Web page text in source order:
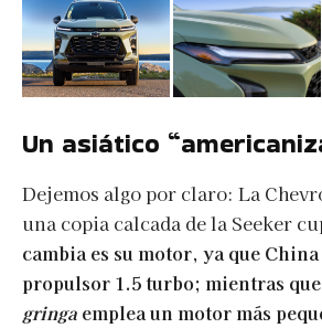
Un asiático
Dejemos algo por claro: La
una copia calcada de la Seeker
cambia es su motor, ya que
propulsor 1.5 turbo; mientras
gringa emplea un motor más